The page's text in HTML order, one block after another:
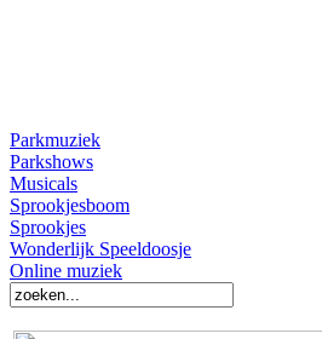
Parkmuziek
Parkshows
Musicals
Sprookjesboom
Sprookjes
Wonderlijk Speeldoosje
Online muziek